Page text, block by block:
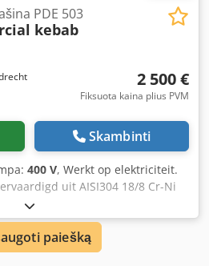
PDE 503
kebab
2 500 €
Fiksuota kaina plius PVM
Skambinti
400 V, Werkt op elektriciteit.
uit AISI304 18/8 Cr-Ni
is verstevigd met een
van 25*25*1,2 mm. Keramische
in horizontale rijen geplaatst
Er zijn 5 rijen, elk met 3
paiešką